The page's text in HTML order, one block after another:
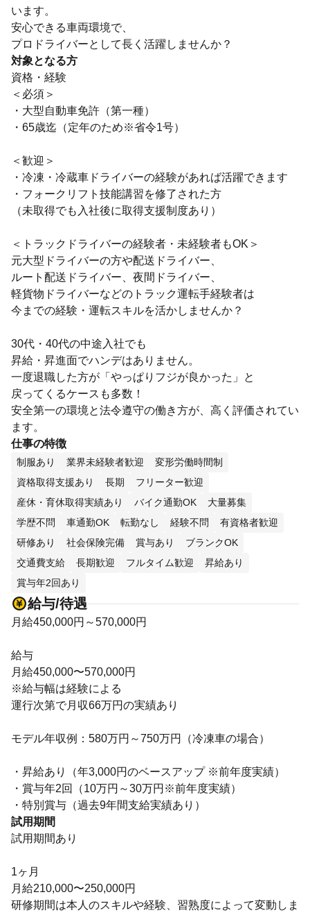
います。
安心できる車両環境で、
プロドライバーとして長く活躍しませんか？
対象となる方
資格・経験
＜必須＞
・大型自動車免許（第一種）
・65歳迄（定年のため※省令1号）
＜歓迎＞
・冷凍・冷蔵車ドライバーの経験があれば活躍できます
・フォークリフト技能講習を修了された方
（未取得でも入社後に取得支援制度あり）
＜トラックドライバーの経験者・未経験者もOK＞
元大型ドライバーの方や配送ドライバー、
ルート配送ドライバー、夜間ドライバー、
軽貨物ドライバーなどのトラック運転手経験者は
今までの経験・運転スキルを活かしませんか？
30代・40代の中途入社でも
昇給・昇進面でハンデはありません。
一度退職した方が「やっぱりフジが良かった」と
戻ってくるケースも多数！
安全第一の環境と法令遵守の働き方が、高く評価されてい
ます。
仕事の特徴
制服あり 業界未経験者歓迎
変形労働時間制
資格取得支援あり
長期
フリーター歓迎
産休・育休取得実績あり
バイク通勤OK
大量募集
学歴不問
車通勤OK 転勤なし 経験不問
有資格者歓迎
研修あり
社会保険完備 賞与あり
ブランクOK
交通費支給
長期歓迎 フルタイム歓迎
昇給あり
賞与年2回あり
給与/待遇
月給450,000円～570,000円
給与
月給450,000〜570,000円
※給与幅は経験による
運行次第で月収66万円の実績あり
モデル年収例：580万円～750万円（冷凍車の場合）
・昇給あり（年3,000円のベースアップ ※前年度実績）
・賞与年2回（10万円～30万円※前年度実績）
・特別賞与（過去9年間支給実績あり）
試用期間
試用期間あり
1ヶ月
月給210,000〜250,000円
研修期間は本人のスキルや経験、習熟度によって変動しま